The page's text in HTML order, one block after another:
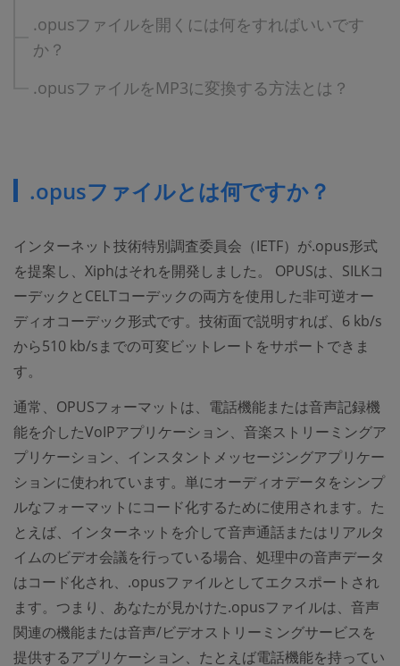
.opusファイルを開くには何をすればいいです
か？
.opusファイルをMP3に変換する方法とは？
.opusファイルとは何ですか？
インターネット技術特別調査委員会（IETF）が.opus形式
を提案し、Xiphはそれを開発しました。 OPUSは、SILKコ
ーデックとCELTコーデックの両方を使用した非可逆オー
ディオコーデック形式です。技術面で説明すれば、6 kb/s
から510 kb/sまでの可変ビットレートをサポートできま
す。
通常、OPUSフォーマットは、電話機能または音声記録機
能を介したVoIPアプリケーション、音楽ストリーミングア
プリケーション、インスタントメッセージングアプリケー
ションに使われています。単にオーディオデータをシンプ
ルなフォーマットにコード化するために使用されます。た
とえば、インターネットを介して音声通話またはリアルタ
イムのビデオ会議を行っている場合、処理中の音声データ
はコード化され、.opusファイルとしてエクスポートされ
ます。つまり、あなたが見かけた.opusファイルは、音声
関連の機能または音声/ビデオストリーミングサービスを
提供するアプリケーション、たとえば電話機能を持ってい